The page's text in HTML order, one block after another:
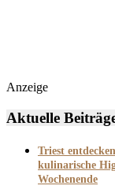
Anzeige
Aktuelle
Triest
kulinarische
Wochenende